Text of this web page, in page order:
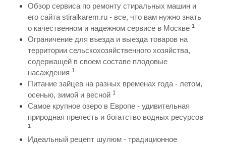
Обзор сервиса по ремонту стиральных машин и
его сайта stiralkarem.ru - все, что вам нужно знать
о качественном и надежном сервисе в Москве 1
Ограничение для въезда и выезда товаров на
территории сельскохозяйственного хозяйства,
содержащей в своем составе плодовые
насаждения 1
Питание зайцев на разных временах года - летом,
осенью, зимой и весной 1
Самое крупное озеро в Европе - удивительная
природная прелесть и богатство водных ресурсов
1
Идеальный рецепт шулюм - традиционное